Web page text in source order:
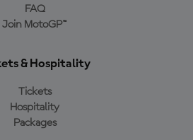
FAQ
Join MotoGP™
& Hospitality
Tickets
Hospitality
Packages